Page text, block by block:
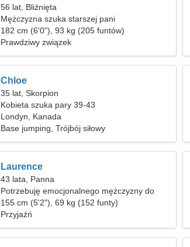
56 lat, Bliźnięta
Mężczyzna szuka starszej pani
182 cm (6'0"), 93 kg (205 funtów)
Prawdziwy związek
Chloe
35 lat, Skorpion
Kobieta szuka pary 39-43
Londyn, Kanada
Base jumping, Trójbój siłowy
Laurence
43 lata, Panna
Potrzebuję emocjonalnego mężczyzny do
wspólnego tańca
155 cm (5'2"), 69 kg (152 funty)
Przyjaźń